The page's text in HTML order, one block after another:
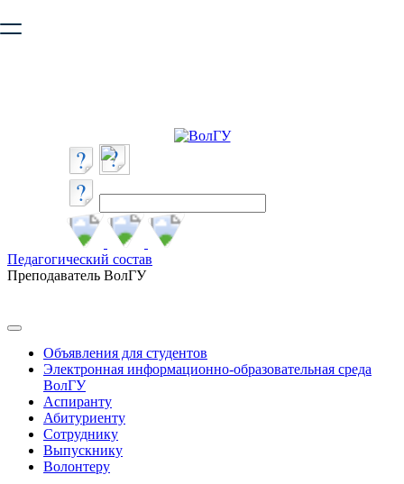
безопасную работу с сайтом. Пожалуйста
Педагогический состав
Преподаватель ВолГУ
Объявления для студентов
Электронная информационно-образовательная среда
ВолГУ
Аспиранту
Абитуриенту
Сотруднику
Выпускнику
Волонтеру